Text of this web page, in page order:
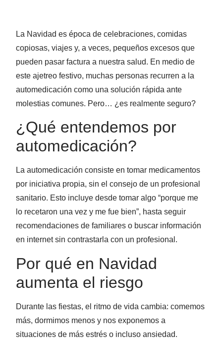
La Navidad es época de celebraciones, comidas
copiosas, viajes y, a veces, pequeños excesos que
pueden pasar factura a nuestra salud. En medio de
este ajetreo festivo, muchas personas recurren a la
automedicación como una solución rápida ante
molestias comunes. Pero… ¿es realmente seguro?
¿Qué entendemos por
automedicación?
La automedicación consiste en tomar medicamentos
por iniciativa propia, sin el consejo de un profesional
sanitario. Esto incluye desde tomar algo “porque me
lo recetaron una vez y me fue bien”, hasta seguir
recomendaciones de familiares o buscar información
en internet sin contrastarla con un profesional.
Por qué en Navidad
aumenta el riesgo
Durante las fiestas, el ritmo de vida cambia: comemos
más, dormimos menos y nos exponemos a
situaciones de más estrés o incluso ansiedad.